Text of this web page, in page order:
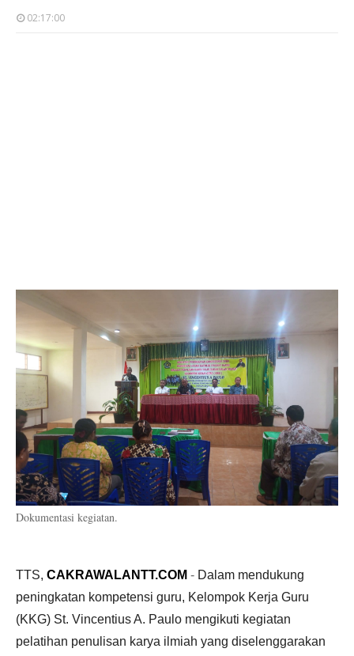
02:17:00
Dokumentasi kegiatan.
TTS, CAKRAWALANTT.COM - Dalam mendukung
peningkatan kompetensi guru, Kelompok Kerja Guru
(KKG) St. Vincentius A. Paulo mengikuti kegiatan
pelatihan penulisan karya ilmiah yang diselenggarakan